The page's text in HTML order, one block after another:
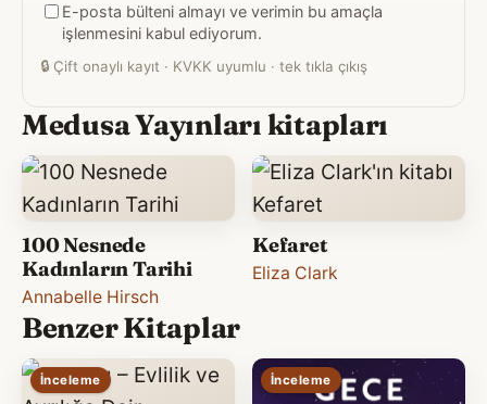
adresiniz
E-posta bülteni almayı ve verimin bu amaçla
işlenmesini kabul ediyorum.
🔒 Çift onaylı kayıt · KVKK uyumlu · tek tıkla çıkış
Medusa Yayınları kitapları
100 Nesnede
Kadınların Tarihi
Annabelle Hirsch
Kefaret
Eliza Clark
Benzer Kitaplar
İnceleme İnceleme